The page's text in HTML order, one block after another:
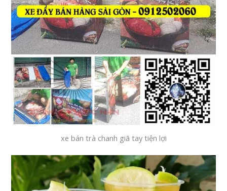
xe bán trà chanh giã tay tiện lợi